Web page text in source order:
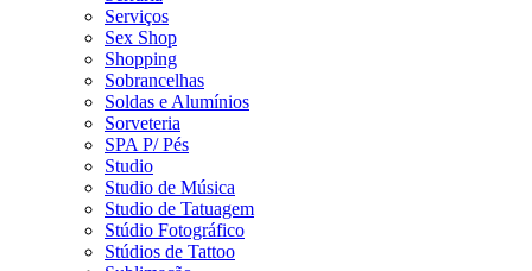
Serviços
Sex Shop
Shopping
Sobrancelhas
Soldas e Alumínios
Sorveteria
SPA P/ Pés
Studio
Studio de Música
Studio de Tatuagem
Stúdio Fotográfico
Stúdios de Tattoo